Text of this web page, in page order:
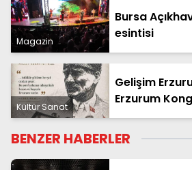
Magazin
Bursa
esintisi
Kültür Sanat
Gelişim
Erzurum
özel anlamlı
BENZER HABERLER